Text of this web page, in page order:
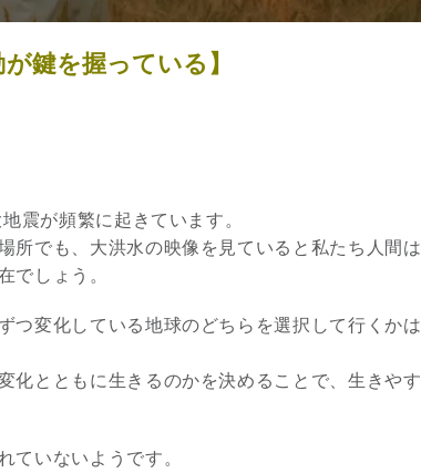
鍵を握っている】
震が頻繁に起きています。
所でも、大洪水の映像を見ていると私たち人間は
でしょう。
つ変化している地球のどちらを選択して行くかは
化とともに生きるのかを決めることで、生きやす
ていないようです。